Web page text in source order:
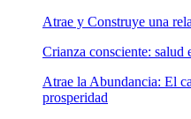
Atrae y Construye una
Crianza consciente: salud
Atrae la Abundancia: El
prosperidad